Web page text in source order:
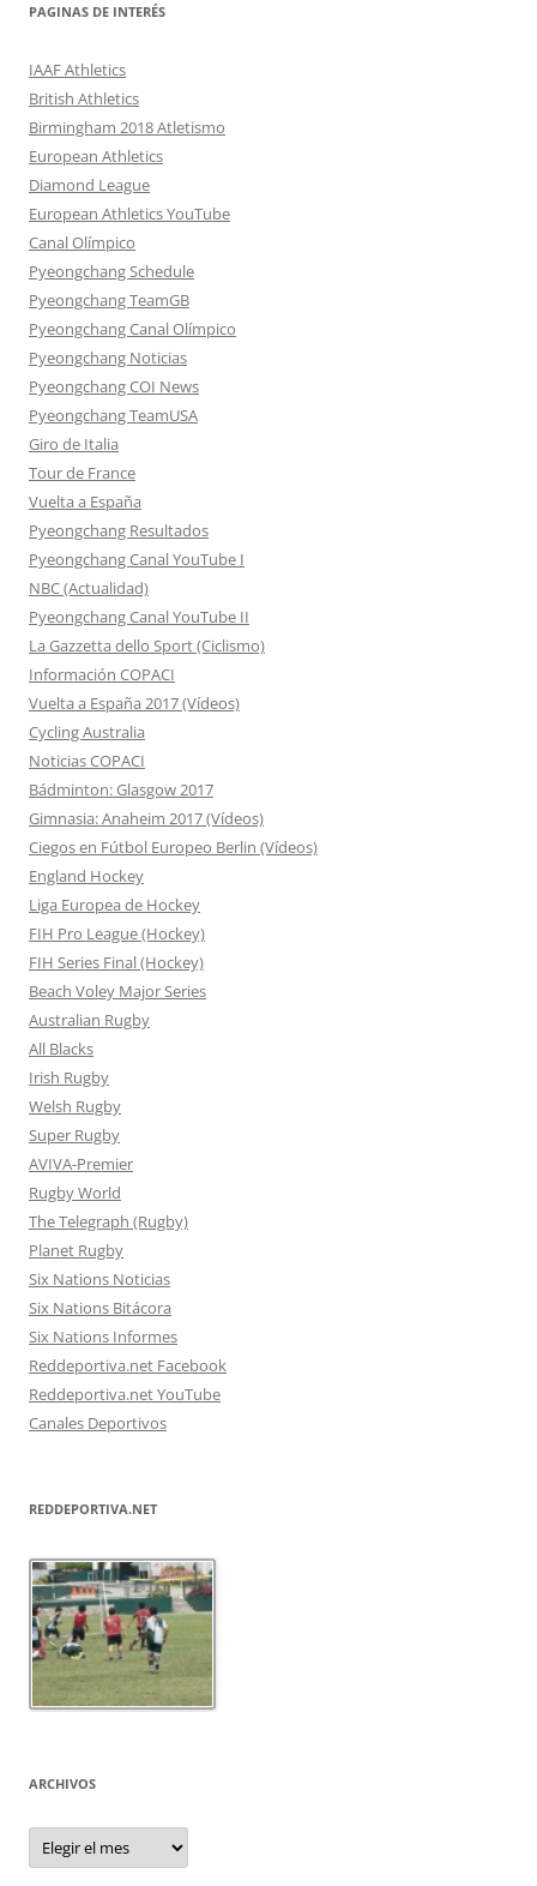
PAGINAS DE INTERÉS
IAAF Athletics
British Athletics
Birmingham 2018 Atletismo
European Athletics
Diamond League
European Athletics YouTube
Canal Olímpico
Pyeongchang Schedule
Pyeongchang TeamGB
Pyeongchang Canal Olímpico
Pyeongchang Noticias
Pyeongchang COI News
Pyeongchang TeamUSA
Giro de Italia
Tour de France
Vuelta a España
Pyeongchang Resultados
Pyeongchang Canal YouTube I
NBC (Actualidad)
Pyeongchang Canal YouTube II
La Gazzetta dello Sport (Ciclismo)
Información COPACI
Vuelta a España 2017 (Vídeos)
Cycling Australia
Noticias COPACI
Bádminton: Glasgow 2017
Gimnasia: Anaheim 2017 (Vídeos)
Ciegos en Fútbol Europeo Berlin (Vídeos)
England Hockey
Liga Europea de Hockey
FIH Pro League (Hockey)
FIH Series Final (Hockey)
Beach Voley Major Series
Australian Rugby
All Blacks
Irish Rugby
Welsh Rugby
Super Rugby
AVIVA-Premier
Rugby World
The Telegraph (Rugby)
Planet Rugby
Six Nations Noticias
Six Nations Bitácora
Six Nations Informes
Reddeportiva.net Facebook
Reddeportiva.net YouTube
Canales Deportivos
REDDEPORTIVA.NET
ARCHIVOS
Archivos